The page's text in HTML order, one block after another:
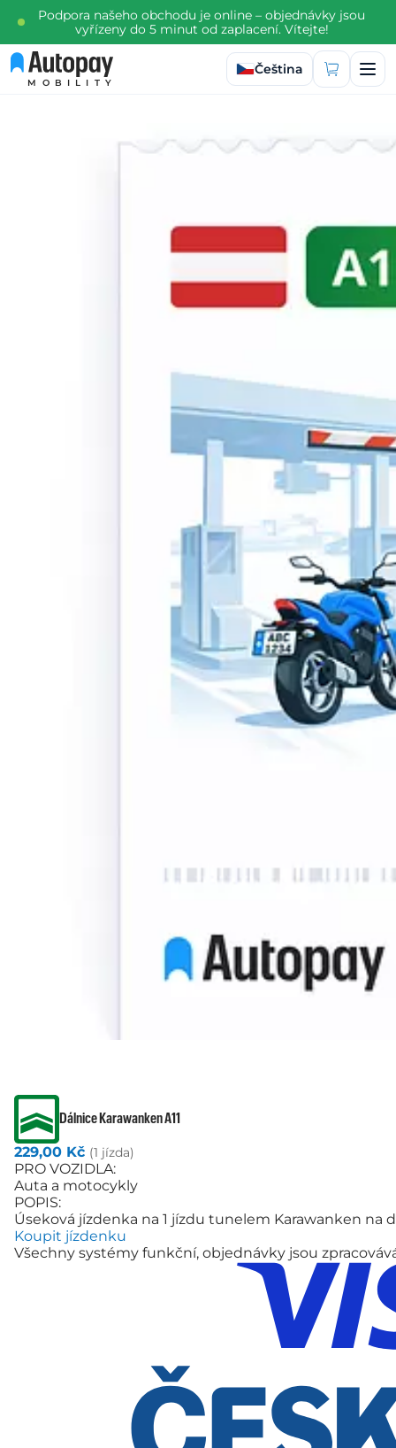
Podpora našeho obchodu je online – objednávky jsou
vyřízeny do 5 minut od zaplacení. Vítejte!
MOBILITY
Vyberte jazyk
Čeština
Dálnice Karawanken A11
229,00 Kč (1 jízda)
PRO VOZIDLA:
Auta a motocykly
POPIS:
Úseková jízdenka na 1 jízdu tunelem Karawanken na
Koupit jízdenku
Všechny systémy funkční, objednávky jsou